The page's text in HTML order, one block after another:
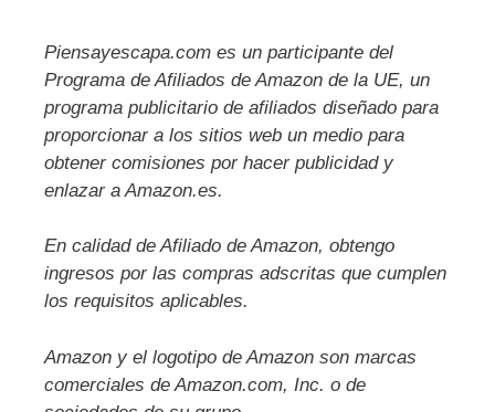
Piensayescapa.com es un participante del
Programa de Afiliados de Amazon de la UE, un
programa publicitario de afiliados diseñado para
proporcionar a los sitios web un medio para
obtener comisiones por hacer publicidad y
enlazar a Amazon.es.
En calidad de Afiliado de Amazon, obtengo
ingresos por las compras adscritas que cumplen
los requisitos aplicables.
Amazon y el logotipo de Amazon son marcas
comerciales de Amazon.com, Inc. o de